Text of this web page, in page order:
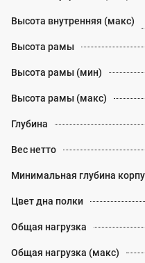
Высота внутренняя (макс)
Высота рамы
Высота рамы (мин)
Высота рамы (макс)
Глубина
Вес нетто
Минимальная глубина
Цвет дна полки
Общая нагрузка
Общая нагрузка (макс)